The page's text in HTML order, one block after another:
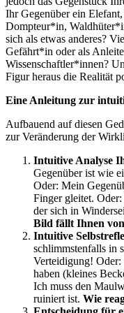
Ihr Gegenüber ein
Dompteur*in,
sich als etwas anderes?
Gefährt*in oder als
Wissenschaftler*innen?
Figur heraus die Realität
Eine Anleitung zur
Aufbauend auf diesen
zur Veränderung der
Intuitive Analyse
Gegenüber ist wie
Oder: Mein
Finger gleitet.
der sich in
Bild fällt Ihnen
Intuitive
schlimmstenfalls in
Verteidigung!
haben (kleines
Ich muss den
ruiniert ist. Wie